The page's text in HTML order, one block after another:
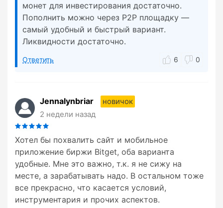
монет для инвестирования достаточно.
Пополнить можно через P2P площадку —
самый удобный и быстрый вариант.
Ликвидности достаточно.
Ответить 6 0
Jennalynbriar
новичок
2 недели назад
Хотел бы похвалить сайт и мобильное
приложение биржи Bitget, оба варианта
удобные. Мне это важно, т.к. я не сижу на
месте, а зарабатывать надо. В остальном тоже
все прекрасно, что касается условий,
инструментария и прочих аспектов.